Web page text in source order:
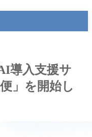
導入支援サ
」を開始し